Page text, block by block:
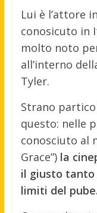
Lui è l’attore
conosicuto in
molto noto
all’interno
Tyler.
Strano
questo: nelle
conosciuto al
Grace”) la
il giusto
limiti del pube.